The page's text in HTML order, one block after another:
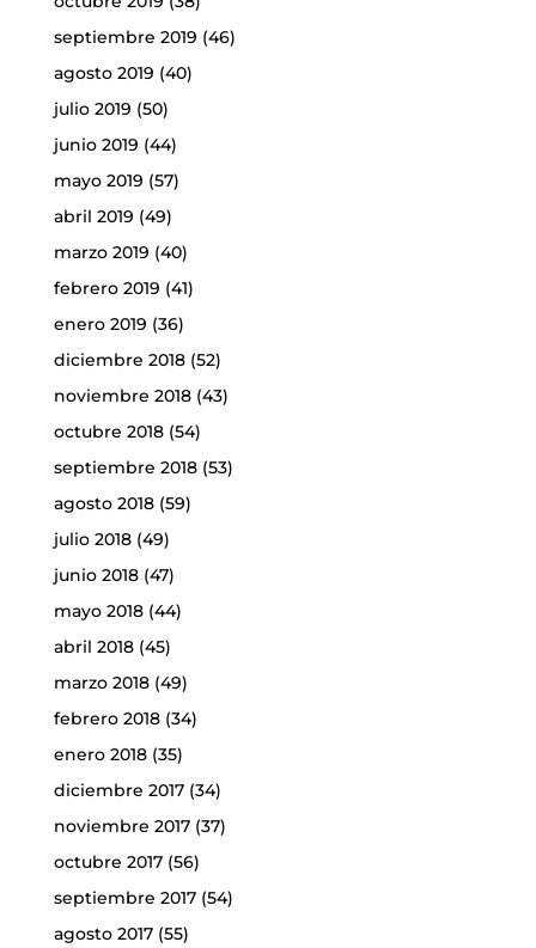
septiembre 2019 (46)
agosto 2019 (40)
julio 2019 (50)
junio 2019 (44)
mayo 2019 (57)
abril 2019 (49)
marzo 2019 (40)
febrero 2019 (41)
enero 2019 (36)
diciembre 2018(52)
noviembre 2018(43)
octubre 2018(54)
septiembre 2018(53)
agosto 2018(59)
julio 2018(49)
junio 2018(47)
mayo 2018(44)
abril 2018(45)
marzo 2018(49)
febrero 2018(34)
enero 2018(35)
diciembre 2017(34)
noviembre 2017(37)
octubre 2017(56)
septiembre 2017(54)
agosto 2017(55)